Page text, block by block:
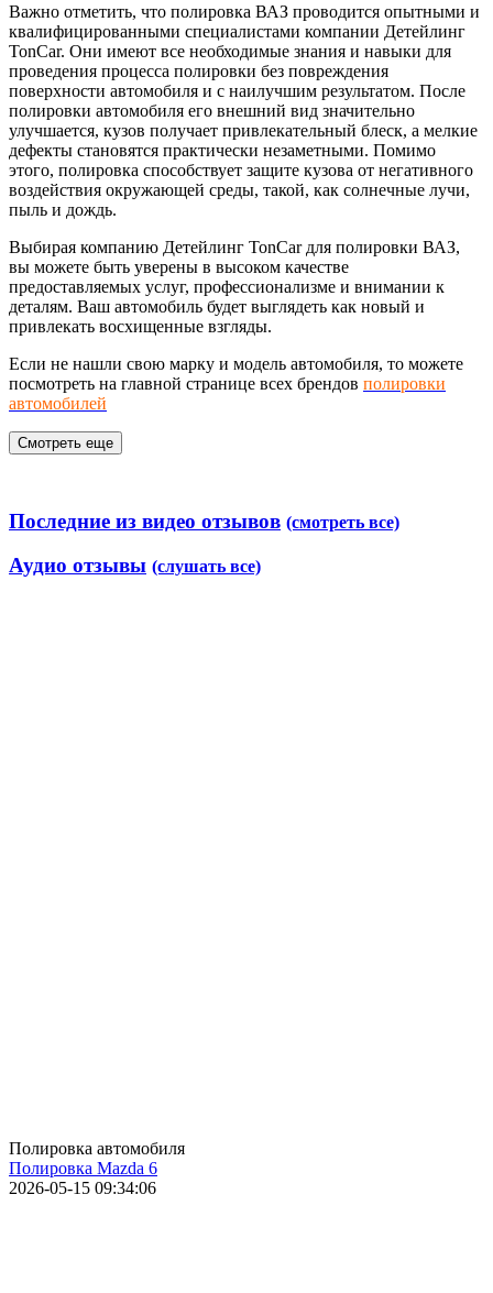
Важно отметить, что полировка ВАЗ проводится опытными и
квалифицированными специалистами компании Детейлинг
TonCar. Они имеют все необходимые знания и навыки для
проведения процесса полировки без повреждения
поверхности автомобиля и с наилучшим результатом. После
полировки автомобиля его внешний вид значительно
улучшается, кузов получает привлекательный блеск, а мелкие
дефекты становятся практически незаметными. Помимо
этого, полировка способствует защите кузова от негативного
воздействия окружающей среды, такой, как солнечные лучи,
пыль и дождь.
Выбирая компанию Детейлинг TonCar для полировки ВАЗ,
вы можете быть уверены в высоком качестве
предоставляемых услуг, профессионализме и внимании к
деталям. Ваш автомобиль будет выглядеть как новый и
привлекать восхищенные взгляды.
Если не нашли свою марку и модель автомобиля, то можете
посмотреть на главной странице всех брендов полировки
автомобилей
Смотреть еще
Последние из видео отзывов (смотреть все)
Аудио отзывы (слушать все)
Полировка автомобиля
Полировка Mazda 6
2026-05-15 09:34:06